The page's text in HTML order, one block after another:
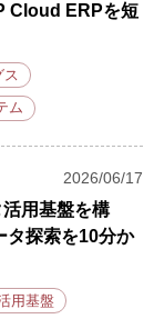
Cloud ERPを短
ス
ム
2026/06/17
用基盤を構
タ探索を10分か
用基盤